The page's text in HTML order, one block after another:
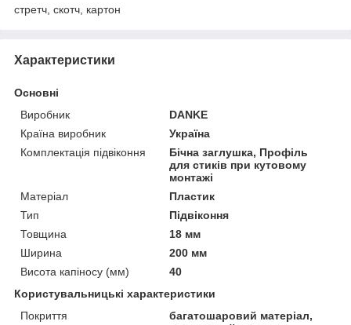
стретч, скотч, картон
Характеристики
Основні
Виробник
DANKE
Країна виробник
Україна
Комплектація підвіконня
Бічна заглушка, Профіль
для стиків при кутовому
монтажі
Матеріал
Пластик
Тип
Підвіконня
Товщина
18 мм
Ширина
200 мм
Висота капіносу (мм)
40
Користувальницькі характеристики
Покриття
багатошаровий матеріал,